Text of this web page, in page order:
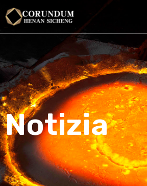
Notizia